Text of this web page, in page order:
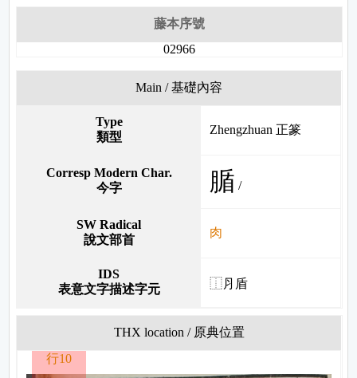
藤本序號
02966
Main / 基礎內容
Type
類型
Zhengzhuan 正篆
Corresp Modern Char.
今字
腯 /
SW Radical
說文部首
肉
IDS
表意文字描述字元
⿰⺼盾
THX location / 原典位置
行10